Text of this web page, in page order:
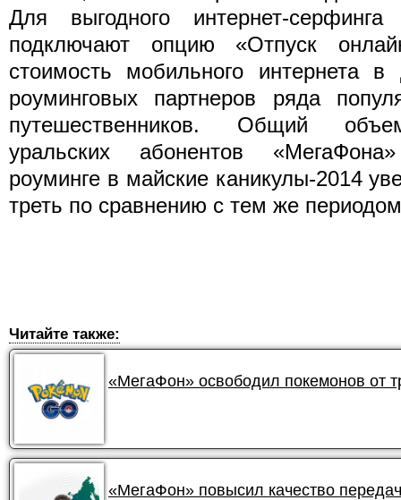
Для выгодного интернет-
подключают опцию «Отпуск
стоимость мобильного интернета
роуминговых партнеров ряда
путешественников. Общий
уральских абонентов
роуминге в майские каникулы-2014
треть по сравнению с тем же
Читайте также:
«МегаФон» освободил покемонов от
«МегаФон» повысил качество